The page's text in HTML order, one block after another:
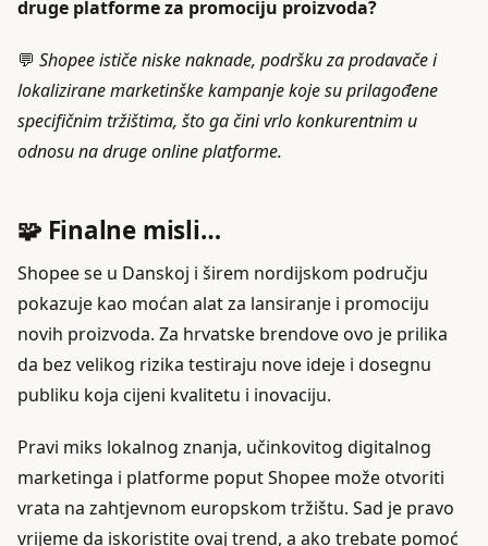
druge platforme za promociju proizvoda?
💬 Shopee ističe niske naknade, podršku za prodavače i
lokalizirane marketinške kampanje koje su prilagođene
specifičnim tržištima, što ga čini vrlo konkurentnim u
odnosu na druge online platforme.
🧩 Finalne misli…
Shopee se u Danskoj i širem nordijskom području
pokazuje kao moćan alat za lansiranje i promociju
novih proizvoda. Za hrvatske brendove ovo je prilika
da bez velikog rizika testiraju nove ideje i dosegnu
publiku koja cijeni kvalitetu i inovaciju.
Pravi miks lokalnog znanja, učinkovitog digitalnog
marketinga i platforme poput Shopee može otvoriti
vrata na zahtjevnom europskom tržištu. Sad je pravo
vrijeme da iskoristite ovaj trend, a ako trebate pomoć